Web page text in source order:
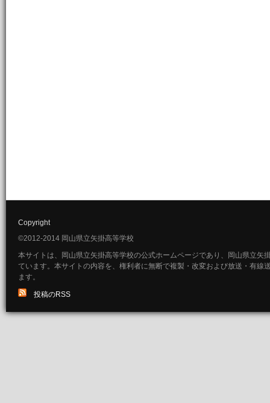
Copyright
©2012-2014 岡山県立矢掛高等学校
本サイトは、岡山県立矢掛高等学校の公式ホームページであり、岡山県立矢
ています。本サイトの内容を、権利者に無断で複製・改変および放送・有線
ます。
投稿のRSS